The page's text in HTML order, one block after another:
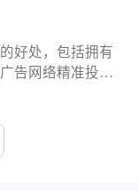
多样）以及成效
优化广告）。
好处，包括拥有
告网络精准投
按点击付费模式
增加品牌曝光；
理分配预算，并